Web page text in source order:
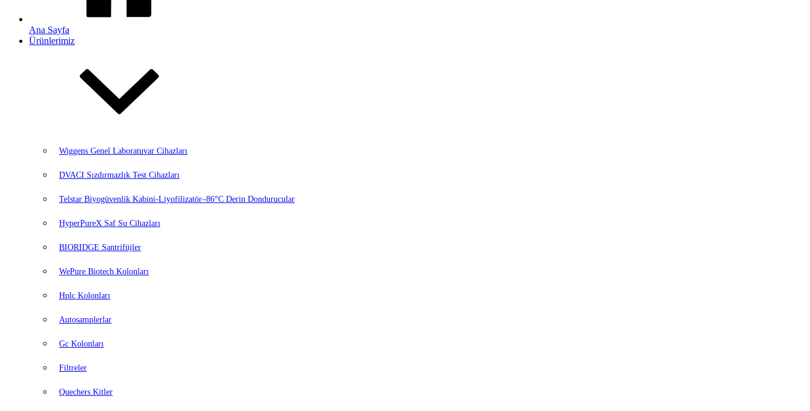
Ana Sayfa
Ürünlerimiz
Wiggens Genel Laboratuvar Cihazları
DVACI Sızdırmazlık Test Cihazları
Telstar Biyogüvenlik Kabini-Liyofilizatör–86°C Derin Dondurucular
HyperPureX Saf Su Cihazları
BIORIDGE Santrifüjler
WePure Biotech Kolonları
Hplc Kolonları
Autosamplerlar
Gc Kolonları
Filtreler
Quechers Kitler